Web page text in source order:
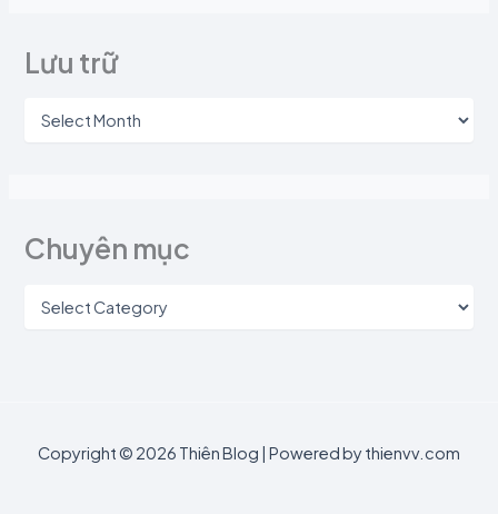
Lưu trữ
Chuyên mục
Copyright © 2026 Thiên Blog | Powered by thienvv.com